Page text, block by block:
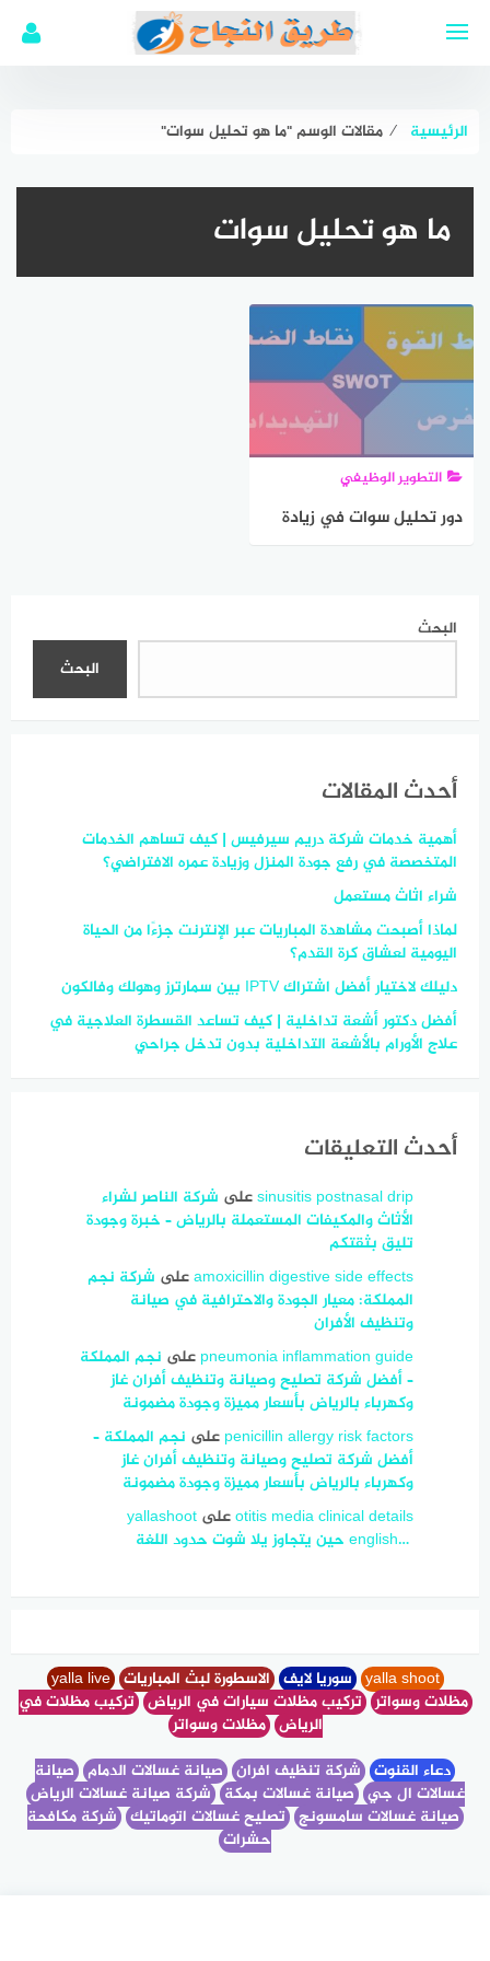
الرئيسية ⁄ مقالات الوسم "ما هو تحليل سوات"
ما هو تحليل سوات
التطوير الوظيفي
دور تحليل سوات في زيادة
البحث
البحث
أحدث المقالات
أهمية خدمات شركة دريم سيرفيس | كيف تساهم الخدمات
المتخصصة في رفع جودة المنزل وزيادة عمره الافتراضي؟
شراء اثاث مستعمل
لماذا أصبحت مشاهدة المباريات عبر الإنترنت جزءًا من الحياة
اليومية لعشاق كرة القدم؟
دليلك لاختيار أفضل اشتراك IPTV بين سمارترز وهولك وفالكون
أفضل دكتور أشعة تداخلية | كيف تساعد القسطرة العلاجية في
علاج الأورام بالأشعة التداخلية بدون تدخل جراحي
أحدث التعليقات
sinusitis postnasal dripعلى شركة الناصر لشراء
الأثاث والمكيفات المستعملة بالرياض – خبرة وجودة
تليق بثقتكم
amoxicillin digestive side effectsعلى شركة نجم
المملكة: معيار الجودة والاحترافية في صيانة
وتنظيف الأفران
pneumonia inflammation guide على نجم المملكة
– أفضل شركة تصليح وصيانة وتنظيف أفران غاز
وكهرباء بالرياض بأسعار مميزة وجودة مضمونة
penicillin allergy risk factors على نجم المملكة –
أفضل شركة تصليح وصيانة وتنظيف أفران غاز
وكهرباء بالرياض بأسعار مميزة وجودة مضمونة
otitis media clinical detailsعلى yallashoot
english… ‎ حين يتجاوز يلا شوت حدود اللغة
yalla shoot سوريا لايفالاسطورة لبث المبارياتyalla live
مظلات وسواترتركيب مظلات سيارات في الرياضتركيب مظلات في
الرياضمظلات وسواتر
دعاء القنوتشركة تنظيف افرانصيانة غسالات الدمامصيانة
غسالات ال جيصيانة غسالات بمكةشركة صيانة غسالات الرياض
صيانة غسالات سامسونجتصليح غسالات اتوماتيكشركة مكافحة
حشرات